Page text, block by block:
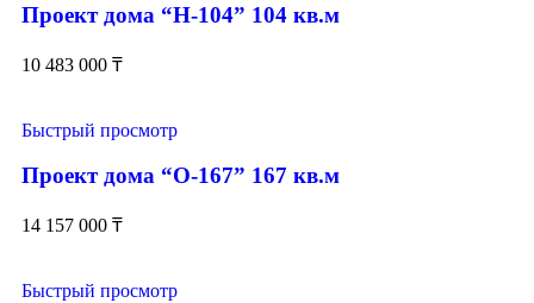
Проект дома “Н-104” 104 кв.м
10 483 000 ₸
Быстрый просмотр
Проект дома “О-167” 167 кв.м
14 157 000 ₸
Быстрый просмотр